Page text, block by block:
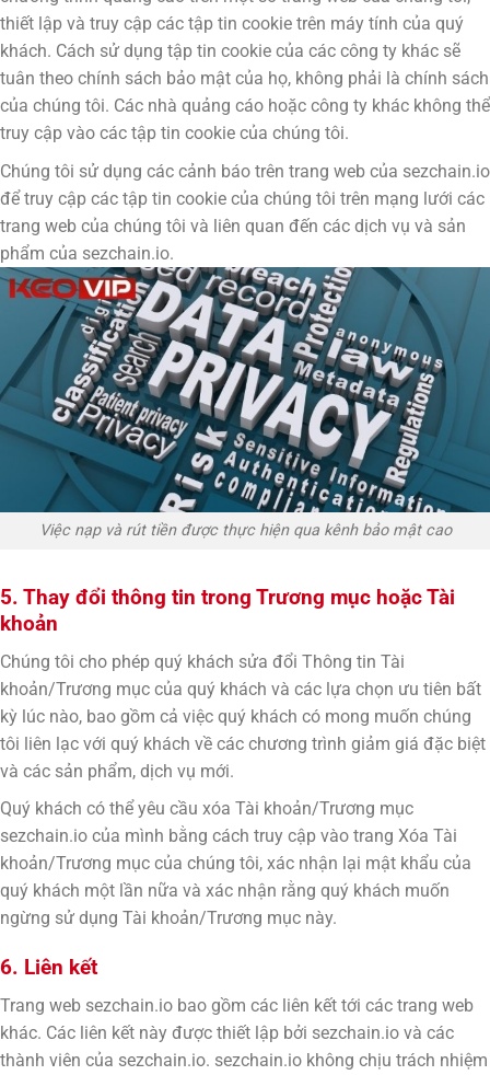
thiết lập và truy cập các tập tin cookie trên máy tính của quý
khách. Cách sử dụng tập tin cookie của các công ty khác sẽ
tuân theo chính sách bảo mật của họ, không phải là chính sách
của chúng tôi. Các nhà quảng cáo hoặc công ty khác không thể
truy cập vào các tập tin cookie của chúng tôi.
Chúng tôi sử dụng các cảnh báo trên trang web của sezchain.io
để truy cập các tập tin cookie của chúng tôi trên mạng lưới các
trang web của chúng tôi và liên quan đến các dịch vụ và sản
phẩm của sezchain.io.
Việc nạp và rút tiền được thực hiện qua kênh bảo mật cao
5. Thay đổi thông tin trong Trương mục hoặc Tài
khoản
Chúng tôi cho phép quý khách sửa đổi Thông tin Tài
khoản/Trương mục của quý khách và các lựa chọn ưu tiên bất
kỳ lúc nào, bao gồm cả việc quý khách có mong muốn chúng
tôi liên lạc với quý khách về các chương trình giảm giá đặc biệt
và các sản phẩm, dịch vụ mới.
Quý khách có thể yêu cầu xóa Tài khoản/Trương mục
sezchain.io của mình bằng cách truy cập vào trang Xóa Tài
khoản/Trương mục của chúng tôi, xác nhận lại mật khẩu của
quý khách một lần nữa và xác nhận rằng quý khách muốn
ngừng sử dụng Tài khoản/Trương mục này.
6. Liên kết
Trang web sezchain.io bao gồm các liên kết tới các trang web
khác. Các liên kết này được thiết lập bởi sezchain.io và các
thành viên của sezchain.io. sezchain.io không chịu trách nhiệm